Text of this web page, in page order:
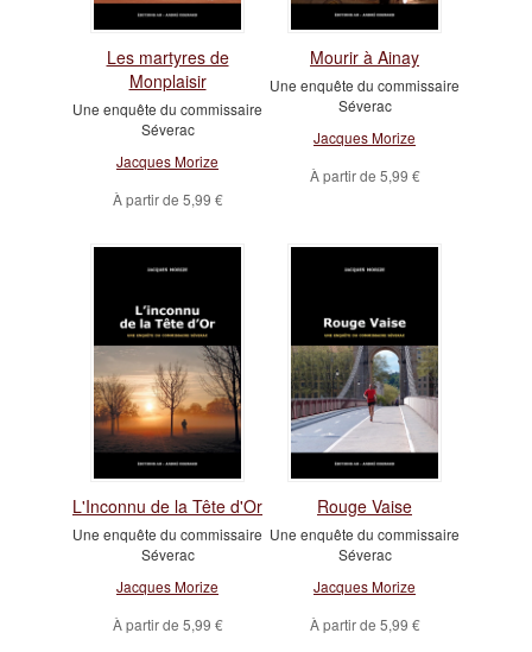
Les martyres de
Monplaisir
Une enquête du commissaire
Séverac
Jacques Morize
À partir de 5,99 €
Mourir à Ainay
Une enquête du commissaire
Séverac
Jacques Morize
À partir de 5,99 €
L'Inconnu de la Tête d'Or
Une enquête du commissaire
Séverac
Jacques Morize
À partir de 5,99 €
Rouge Vaise
Une enquête du commissaire
Séverac
Jacques Morize
À partir de 5,99 €